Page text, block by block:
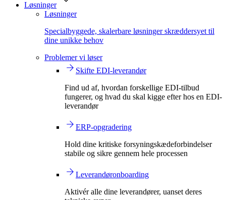
Løsninger
Løsninger
Specialbyggede, skalerbare løsninger skræddersyet til
dine unikke behov
Problemer vi løser
Skifte EDI-leverandør
Find ud af, hvordan forskellige EDI-tilbud
fungerer, og hvad du skal kigge efter hos en EDI-
leverandør
ERP-opgradering
Hold dine kritiske forsyningskædeforbindelser
stabile og sikre gennem hele processen
Leverandøronboarding
Aktivér alle dine leverandører, uanset deres